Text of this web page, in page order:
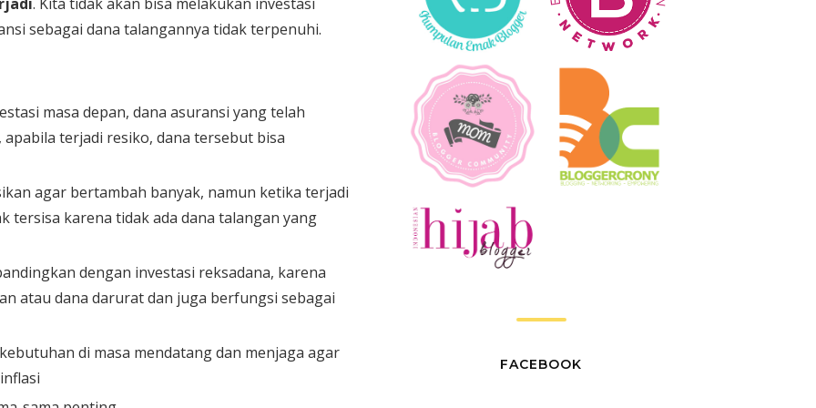
sebagai dana talangannya tidak terpenuhi.
masa depan, dana asuransi yang telah
terjadi resiko, dana tersebut bisa
agar bertambah banyak, namun ketika terjadi
tersisa karena tidak ada dana talangan yang
dengan investasi reksadana, karena
atau dana darurat dan juga berfungsi sebagai
di masa mendatang dan menjaga agar
FACEBOOK